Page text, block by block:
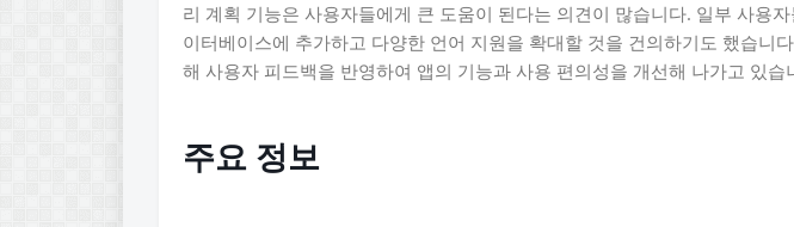
리 계획 기능은 사용자들에게 큰 도움이 된다는 의견이 많습니다. 일부 사용
이터베이스에 추가하고 다양한 언어 지원을 확대할 것을 건의하기도 했습니
해 사용자 피드백을 반영하여 앱의 기능과 사용 편의성을 개선해 나가고 있습
주요 정보